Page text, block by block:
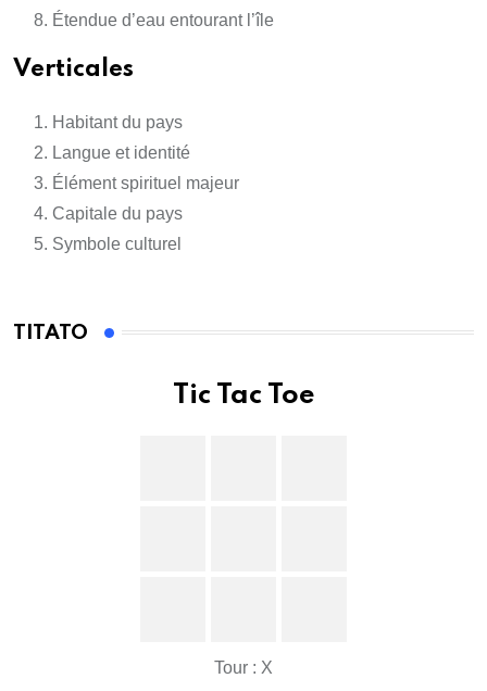
Étendue d’eau entourant l’île
Verticales
Habitant du pays
Langue et identité
Élément spirituel majeur
Capitale du pays
Symbole culturel
TITATO
Tic Tac Toe
Tour : X